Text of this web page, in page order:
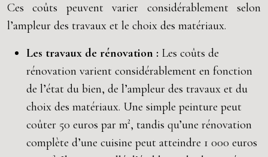
Ces coûts peuvent varier considérablement selon
l’ampleur des travaux et le choix des matériaux.
Les travaux de rénovation : Les coûts de
rénovation varient considérablement en fonction
de l’état du bien, de l’ampleur des travaux et du
choix des matériaux. Une simple peinture peut
coûter 50 euros par m², tandis qu’une rénovation
complète d’une cuisine peut atteindre 1 000 euros